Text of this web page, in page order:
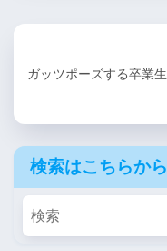
ガッツポーズする卒業生
検索はこちらから